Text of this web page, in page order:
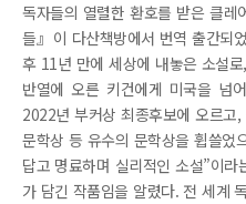
독자들의 열렬한 환호를 받은 클
들』이 다산책방에서 번역 출간되
후 11년 만에 세상에 내놓은 소설
반열에 오른 키건에게 미국을 넘
2022년 부커상 최종후보에 오르
문학상 등 유수의 문학상을 휩쓸었
답고 명료하며 실리적인 소설”이
가 담긴 작품임을 알렸다. 전 세계